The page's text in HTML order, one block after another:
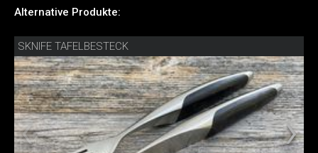
Alternative Produkte:
SKNIFE TAFELBESTECK